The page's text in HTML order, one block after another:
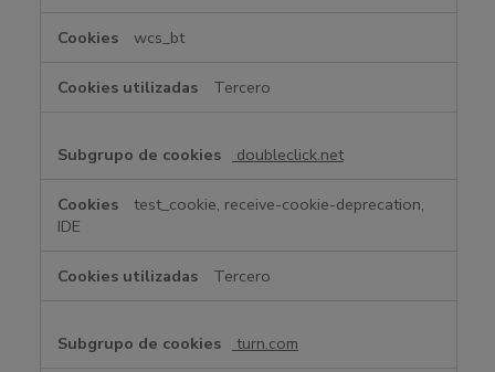
wcs_bt
Tercero
doubleclick.net
test_cookie, receive-cookie-deprecation,
IDE
Tercero
turn.com